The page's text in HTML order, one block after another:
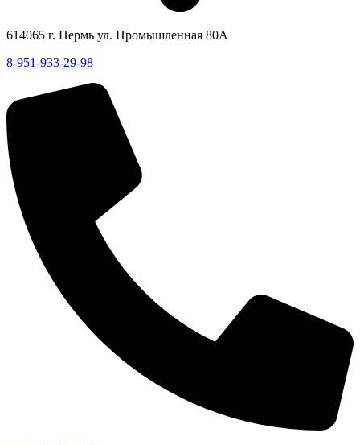
614065 г. Пермь ул. Промышленная 80А
8-951-933-29-98